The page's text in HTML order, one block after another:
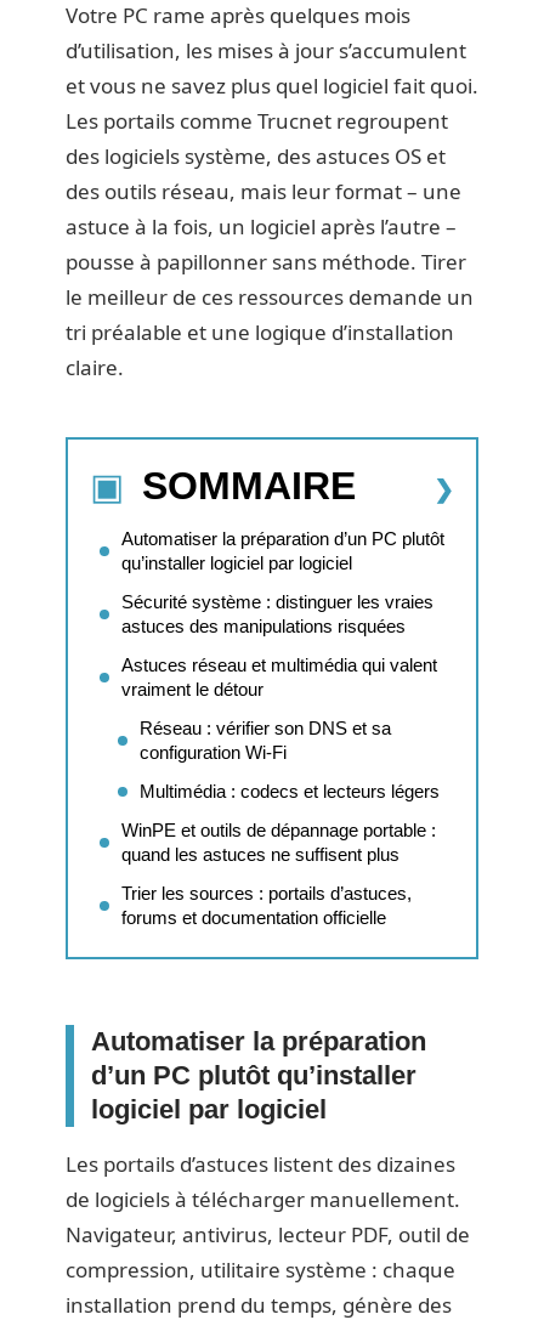
Votre PC rame après quelques mois
d’utilisation, les mises à jour s’accumulent
et vous ne savez plus quel logiciel fait quoi.
Les portails comme Trucnet regroupent
des logiciels système, des astuces OS et
des outils réseau, mais leur format – une
astuce à la fois, un logiciel après l’autre –
pousse à papillonner sans méthode. Tirer
le meilleur de ces ressources demande un
tri préalable et une logique d’installation
claire.
SOMMAIRE
Automatiser la préparation d’un PC plutôt
qu’installer logiciel par logiciel
Sécurité système : distinguer les vraies
astuces des manipulations risquées
Astuces réseau et multimédia qui valent
vraiment le détour
Réseau : vérifier son DNS et sa
configuration Wi-Fi
Multimédia : codecs et lecteurs légers
WinPE et outils de dépannage portable :
quand les astuces ne suffisent plus
Trier les sources : portails d’astuces,
forums et documentation officielle
Automatiser la préparation
d’un PC plutôt qu’installer
logiciel par logiciel
Les portails d’astuces listent des dizaines
de logiciels à télécharger manuellement.
Navigateur, antivirus, lecteur PDF, outil de
compression, utilitaire système : chaque
installation prend du temps, génère des